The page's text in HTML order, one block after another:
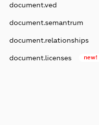
document.ved
document.semantrum
document.relationships
document.licenses new!